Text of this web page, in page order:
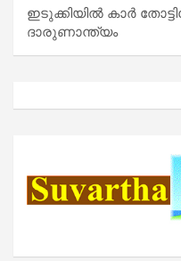
ഇടുക്കിയിൽ കാർ
ദാരുണാന്ത്യം